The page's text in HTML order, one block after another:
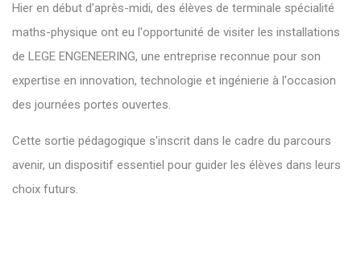
Hier en début d'après-midi, des élèves de terminale spécialité
maths-physique ont eu l'opportunité de visiter les installations
de LEGE ENGENEERING, une entreprise reconnue pour son
expertise en innovation, technologie et ingénierie à l'occasion
des journées portes ouvertes.
Cette sortie pédagogique s'inscrit dans le cadre du parcours
avenir, un dispositif essentiel pour guider les élèves dans leurs
choix futurs.